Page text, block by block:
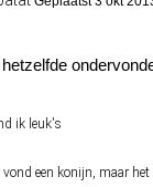
ik leuk's
vond een konijn, maar